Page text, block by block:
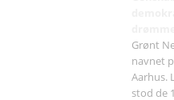
Grønt
navnet
Aarhus.
stod de